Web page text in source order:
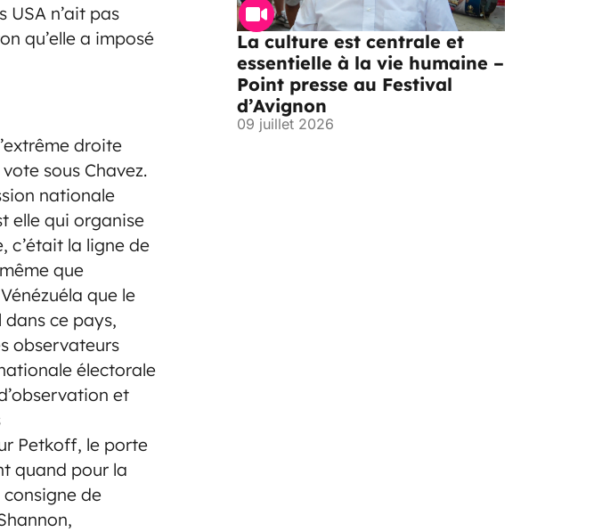
USA n’ait pas
qu’elle a imposé
droite
sous Chavez.
nationale
elle qui organise
c’était la ligne de
que
que le
dans ce pays,
observateurs
électorale
et
Petkoff, le porte
quand pour la
de
La culture est centrale et
essentielle à la vie humaine –
Point presse au Festival
d’Avignon
09 juillet 2026